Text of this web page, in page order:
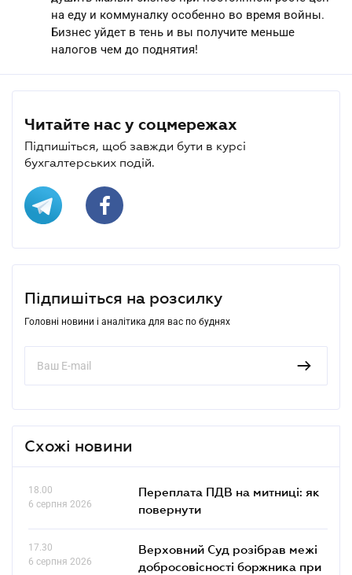
на еду и коммуналку особенно во время войны.
Бизнес уйдет в тень и вы получите меньше
налогов чем до поднятия!
Читайте нас у соцмережах
Підпишіться, щоб завжди бути в курсі
бухгалтерських подій.
Підпишіться на розсилку
Головні новини і аналітика для вас по буднях
Схожі новини
18.00
6 серпня 2026
Переплата ПДВ на митниці: як
повернути
17.30
6 серпня 2026
Верховний Суд розібрав межі
добросовісності боржника при